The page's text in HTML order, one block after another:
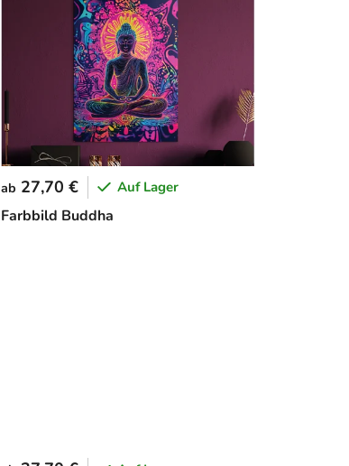
Farbbild Buddha
ab 27,70 € Auf Lager